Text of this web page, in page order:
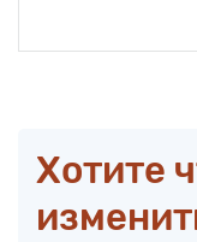
Хотите